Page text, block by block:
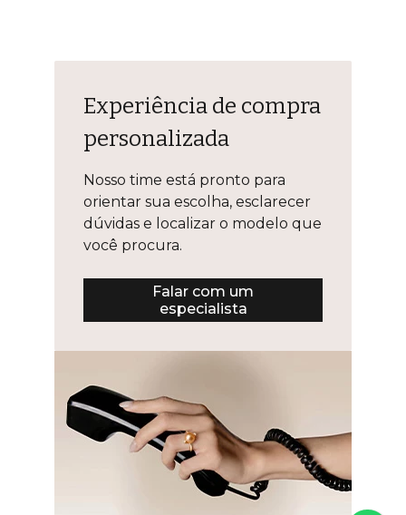
Experiência de compra
personalizada
Nosso time está pronto para
orientar sua escolha, esclarecer
dúvidas e localizar o modelo que
você procura.
Falar com um
especialista